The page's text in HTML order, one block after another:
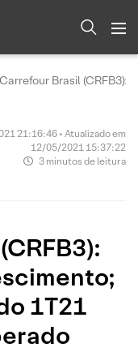
Carrefour Brasil (CRFB3):
21:16:46 • Atualizado em
12/05/2021 15:37:22
3 minutos de leitura
1T21